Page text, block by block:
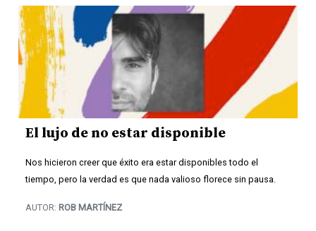
El lujo de no estar disponible
Nos hicieron creer que éxito era estar disponibles todo el
tiempo, pero la verdad es que nada valioso florece sin pausa.
AUTOR: ROB MARTÍNEZ